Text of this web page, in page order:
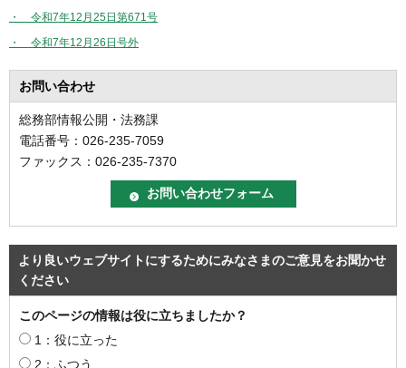
・ 令和7年12月25日第671号
・ 令和7年12月26日号外
お問い合わせ
総務部情報公開・法務課
電話番号：026-235-7059
ファックス：026-235-7370
より良いウェブサイトにするためにみなさまのご意見をお聞かせ
ください
このページの情報は役に立ちましたか？
1：役に立った
2：ふつう